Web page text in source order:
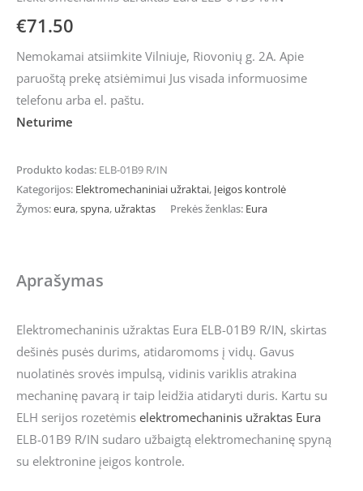
€71.50
Nemokamai atsiimkite Vilniuje, Riovonių g. 2A. Apie
paruoštą prekę atsiėmimui Jus visada informuosime
telefonu arba el. paštu.
Neturime
Produkto kodas: ELB-01B9 R/IN
Kategorijos: Elektromechaniniai užraktai, Įeigos kontrolė
Žymos:eura,spyna, užraktas Prekės ženklas: Eura
Aprašymas
Elektromechaninis užraktas Eura ELB-01B9 R/IN, skirtas
dešinės pusės durims, atidaromoms į vidų. Gavus
nuolatinės srovės impulsą, vidinis variklis atrakina
mechaninę pavarą ir taip leidžia atidaryti duris. Kartu su
ELH serijos rozetėmis elektromechaninis užraktas Eura
ELB-01B9 R/IN sudaro užbaigtą elektromechaninę spyną
su elektronine įeigos kontrole.